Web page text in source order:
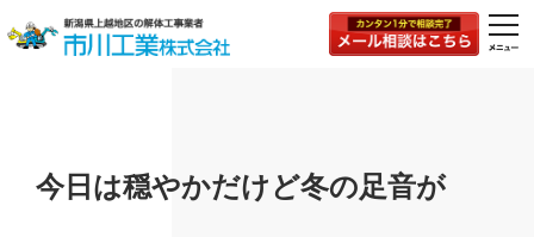
今日は穏やかだけど冬の足音が